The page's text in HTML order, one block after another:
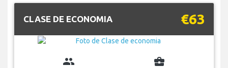
CLASE DE ECONOMIA €63
group business_center